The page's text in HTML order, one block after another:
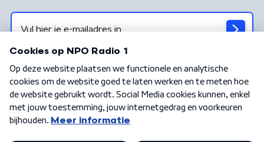
Algemene voorwaarden